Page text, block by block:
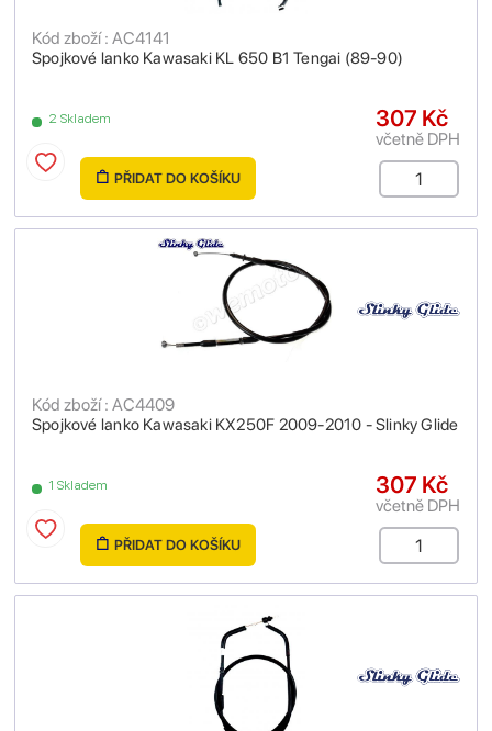
Spojkové lanko Kawasaki KL 650 B1 Tengai (89-90)
Kód zboží : AC4141
2 Skladem 307 Kč
včetně DPH
PŘIDAT DO KOŠÍKU
Spojkové lanko Kawasaki KX250F 2009-2010 - Slinky Glide
Kód zboží : AC4409
1 Skladem 307 Kč
včetně DPH
PŘIDAT DO KOŠÍKU